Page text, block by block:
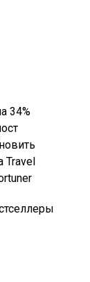
34%
Travel